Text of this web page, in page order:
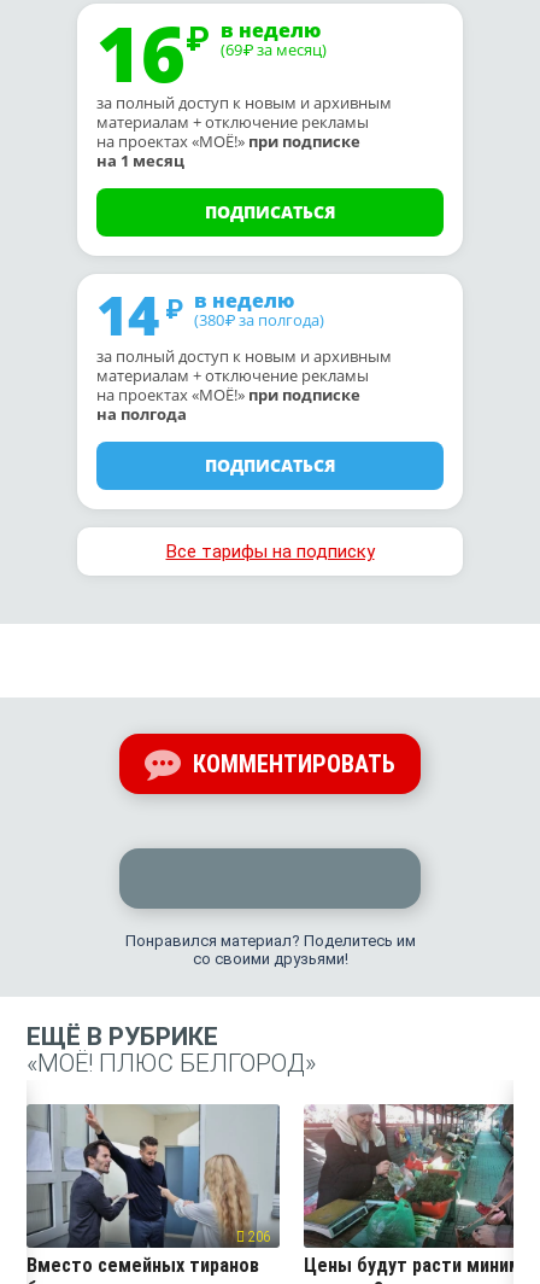
16 в неделю
(69₽ за месяц)
за полный доступ к новым и архивным
материалам + отключение рекламы
на проектах «МОЁ!» при подписке
на 1 месяц
ПОДПИСАТЬСЯ
14 в неделю
(380₽ за полгода)
за полный доступ к новым и архивным
материалам + отключение рекламы
на проектах «МОЁ!» при подписке
на полгода
ПОДПИСАТЬСЯ
Все тарифы на подписку
КОММЕНТИРОВАТЬ
Понравился материал? Поделитесь им
со своими друзьями!
ЕЩЁ В РУБРИКЕ
«МОЁ! ПЛЮС БЕЛГОРОД»
206
Вместо семейных тиранов
Цены будут расти